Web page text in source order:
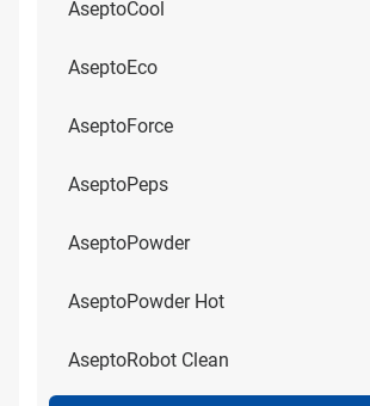
AseptoCool
AseptoEco
AseptoForce
AseptoPeps
AseptoPowder
AseptoPowder Hot
AseptoRobot Clean